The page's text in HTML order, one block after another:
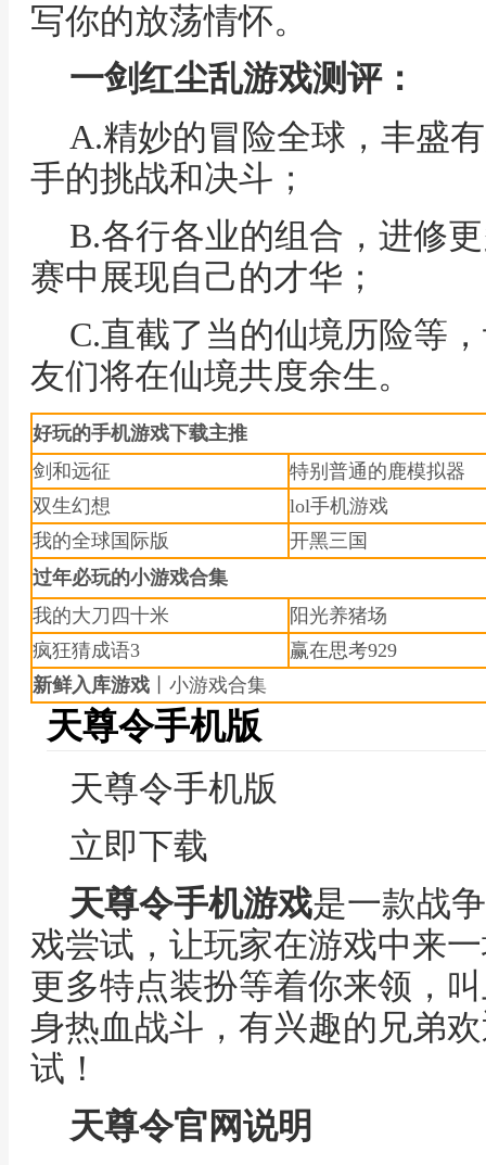
写你的放荡情怀。
一剑红尘乱游戏测评：
A.精妙的冒险全球，丰盛
手的挑战和决斗；
B.各行各业的组合，进修
赛中展现自己的才华；
C.直截了当的仙境历险等
友们将在仙境共度余生。
好玩的手机游戏下载主推
剑和远征
特别普通的鹿模拟器
双生幻想
lol手机游戏
我的全球国际版
开黑三国
过年必玩的小游戏合集
我的大刀四十米
阳光养猪场
疯狂猜成语3
赢在思考929
新鲜入库游戏 丨小游戏合集
天尊令手机版
天尊令手机版
立即下载
天尊令手机游戏是一款战
戏尝试，让玩家在游戏中来
更多特点装扮等着你来领，
身热血战斗，有兴趣的兄弟
试！
天尊令官网说明